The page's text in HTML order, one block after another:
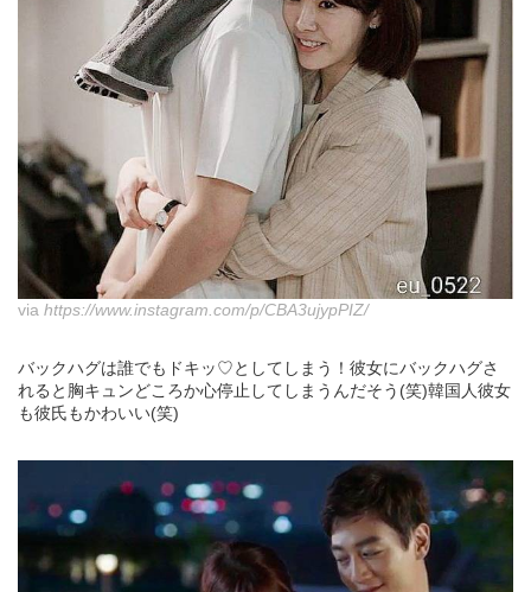
via https://www.instagram.com/p/CBA3ujypPIZ/
バックハグは誰でもドキッ♡としてしまう！彼女にバックハグさ
れると胸キュンどころか心停止してしまうんだそう(笑)韓国人彼女
も彼氏もかわいい(笑)